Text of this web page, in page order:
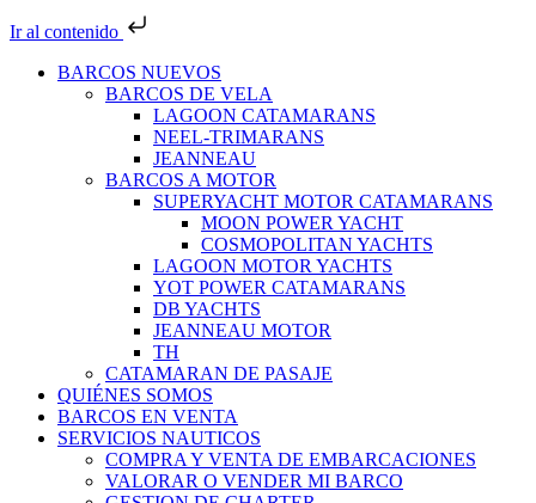
Ir al contenido
BARCOS NUEVOS
BARCOS DE VELA
LAGOON CATAMARANS
NEEL-TRIMARANS
JEANNEAU
BARCOS A MOTOR
SUPERYACHT MOTOR CATAMARANS
MOON POWER YACHT
COSMOPOLITAN YACHTS
LAGOON MOTOR YACHTS
YOT POWER CATAMARANS
DB YACHTS
JEANNEAU MOTOR
TH
CATAMARAN DE PASAJE
QUIÉNES SOMOS
BARCOS EN VENTA
SERVICIOS NAUTICOS
COMPRA Y VENTA DE EMBARCACIONES
VALORAR O VENDER MI BARCO